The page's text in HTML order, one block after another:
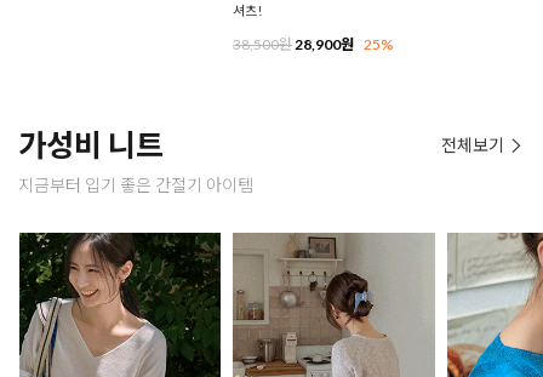
셔츠!
38,500원28,900원 25%
가성비 니트
지금부터 입기 좋은 간절기 아이템
전체보기